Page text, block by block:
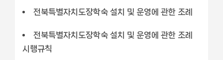
전북특별자치도장학숙 설치 및 운영에 관한 조례
전북특별자치도장학숙 설치 및 운영에 관한 조례
시행규칙